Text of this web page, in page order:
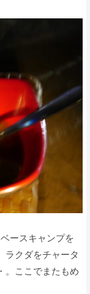
ースキャンプを
ラクダをチャータ
。ここでまたもめ